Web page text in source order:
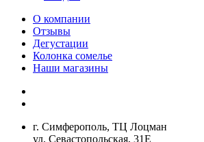
О компании
Отзывы
Дегустации
Колонка сомелье
Наши магазины
г. Симферополь, ТЦ Лоцман
ул. Севастопольская, 31Е